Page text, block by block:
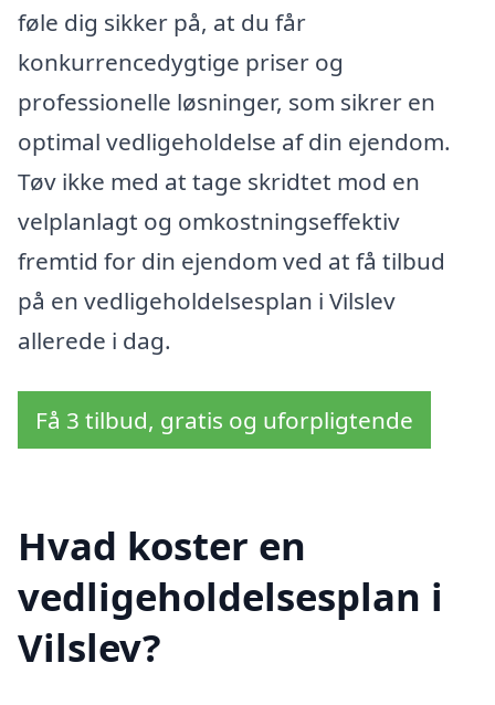
føle dig sikker på, at du får
konkurrencedygtige priser og
professionelle løsninger, som sikrer en
optimal vedligeholdelse af din ejendom.
Tøv ikke med at tage skridtet mod en
velplanlagt og omkostningseffektiv
fremtid for din ejendom ved at få tilbud
på en vedligeholdelsesplan i Vilslev
allerede i dag.
Få 3 tilbud, gratis og uforpligtende
Hvad koster en
vedligeholdelsesplan i
Vilslev?